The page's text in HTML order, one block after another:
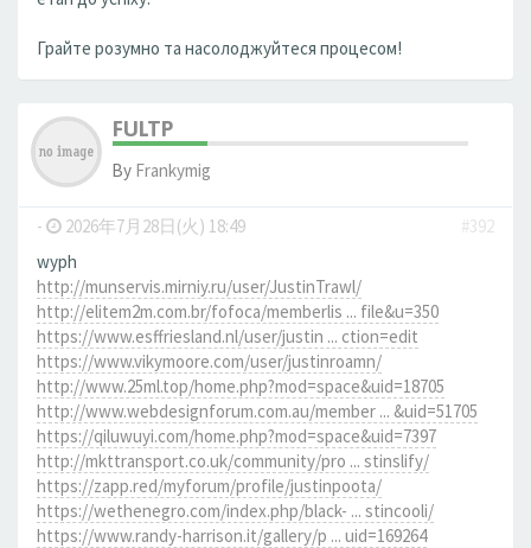
Грайте розумно та насолоджуйтеся процесом!
FULTP
By Frankymig
- 2026年7月28日(火) 18:49
#392
wyph
http://munservis.mirniy.ru/user/JustinTrawl/
http://elitem2m.com.br/fofoca/memberlis ... file&u=350
https://www.esffriesland.nl/user/justin ... ction=edit
https://www.vikymoore.com/user/justinroamn/
http://www.25ml.top/home.php?mod=space&uid=18705
http://www.webdesignforum.com.au/member ... &uid=51705
https://qiluwuyi.com/home.php?mod=space&uid=7397
http://mkttransport.co.uk/community/pro ... stinslify/
https://zapp.red/myforum/profile/justinpoota/
https://wethenegro.com/index.php/black- ... stincooli/
https://www.randy-harrison.it/gallery/p ... uid=169264